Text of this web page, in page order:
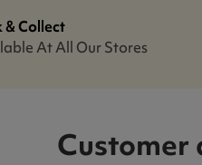
& Collect
At All Our Stores
Customer